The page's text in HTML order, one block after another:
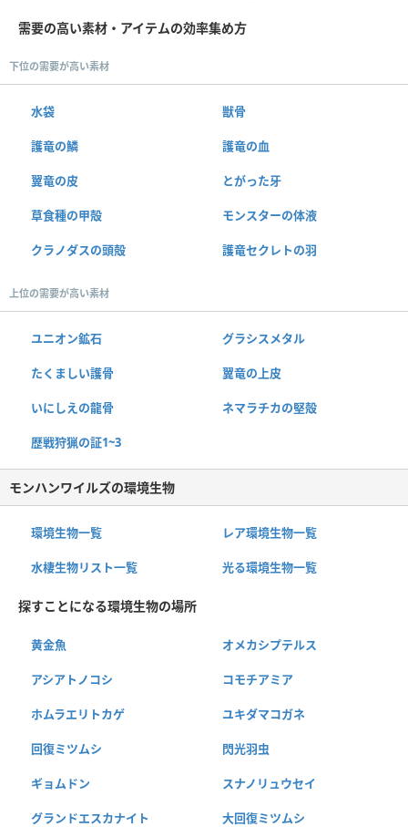
需要の高い素材・アイテムの効率集め方
下位の需要が高い素材
水袋 獣骨
護竜の鱗 護竜の血
翼竜の皮 とがった牙
草食種の甲殻 モンスターの体液
クラノダスの頭殻 護竜セクレトの羽
上位の需要が高い素材
ユニオン鉱石 グラシスメタル
たくましい護骨 翼竜の上皮
いにしえの龍骨 ネマラチカの堅殻
歴戦狩猟の証1~3
モンハンワイルズの環境生物
環境生物一覧 レア環境生物一覧
水棲生物リスト一覧 光る環境生物一覧
探すことになる環境生物の場所
黄金魚 オメカシプテルス
アシアトノコシ コモチアミア
ホムラエリトカゲ ユキダマコガネ
回復ミツムシ 閃光羽虫
ギョムドン スナノリュウセイ
グランドエスカナイト 大回復ミツムシ